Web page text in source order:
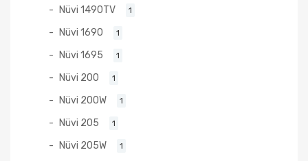
Nüvi 1490TV 1
Nüvi 1690 1
Nüvi 1695 1
Nüvi 200 1
Nüvi 200W 1
Nüvi 205 1
Nüvi 205W 1